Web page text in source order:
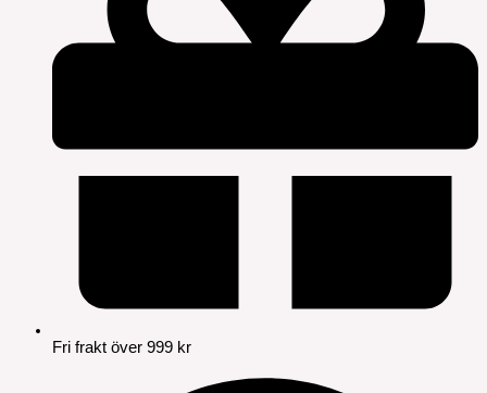
Fri frakt över 999 kr